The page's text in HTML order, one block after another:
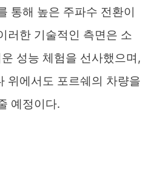
통해 높은 주파수 전환이
러한 기술적인 측면은 소
성능 체험을 선사했으며,
위에서도 포르쉐의 차량을
예정이다.